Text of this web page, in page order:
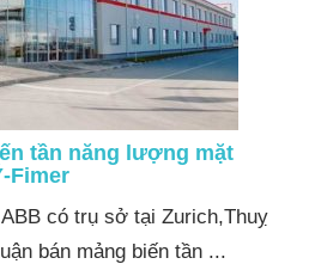
tần năng lượng mặt
Fimer
có trụ sở tại Zurich,Thuỵ
bán mảng biến tần ...